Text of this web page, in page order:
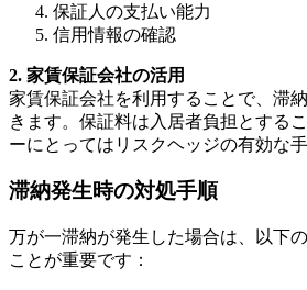
保証人の支払い能力
信用情報の確認
2. 家賃保証会社の活用
家賃保証会社を利用することで、滞
きます。保証料は入居者負担とする
ーにとってはリスクヘッジの有効な
滞納発生時の対処手順
万が一滞納が発生した場合は、以下
ことが重要です：